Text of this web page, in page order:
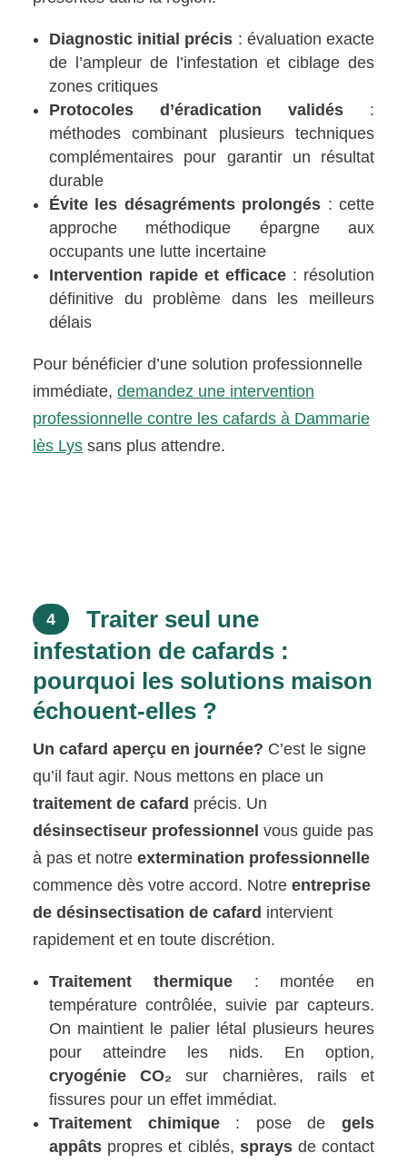
Diagnostic initial précis : évaluation exacte
de l’ampleur de l’infestation et ciblage des
zones critiques
Protocoles d’éradication validés:
méthodes combinant plusieurs techniques
complémentaires pour garantir un résultat
durable
Évite les désagréments prolongés : cette
approche méthodique épargne aux
occupants une lutte incertaine
Intervention rapide et efficace: résolution
définitive du problème dans les meilleurs
délais
Pour bénéficier d’une solution professionnelle
immédiate,demandez une intervention
professionnelle contre les cafards à Dammarie
lès Lys sans plus attendre.
4
Traiter seul une
infestation de cafards :
pourquoi les solutions maison
échouent-elles ?
Un cafard aperçu en journée? C’est le signe
qu’il faut agir. Nous mettons en place un
traitement de cafard précis. Un
désinsectiseur professionnel vous guide pas
à pas et notreextermination professionnelle
commence dès votre accord. Notreentreprise
de désinsectisation de cafard intervient
rapidement et en toute discrétion.
Traitement thermique: montée en
température contrôlée, suivie par capteurs.
On maintient le palier létal plusieurs heures
pour atteindre les nids. En option,
cryogénie CO₂ sur charnières, rails et
fissures pour un effet immédiat.
Traitement chimique: pose de gels
appâts propres et ciblés, spraysde contact